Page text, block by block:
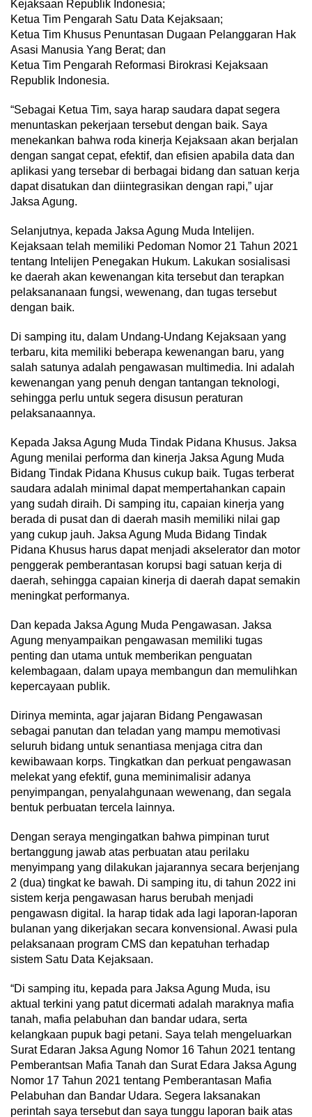
Kejaksaan Republik Indonesia;
Ketua Tim Pengarah Satu Data Kejaksaan;
Ketua Tim Khusus Penuntasan Dugaan Pelanggaran Hak
Asasi Manusia Yang Berat; dan
Ketua Tim Pengarah Reformasi Birokrasi Kejaksaan
Republik Indonesia.
“Sebagai Ketua Tim, saya harap saudara dapat segera
menuntaskan pekerjaan tersebut dengan baik. Saya
menekankan bahwa roda kinerja Kejaksaan akan berjalan
dengan sangat cepat, efektif, dan efisien apabila data dan
aplikasi yang tersebar di berbagai bidang dan satuan kerja
dapat disatukan dan diintegrasikan dengan rapi,” ujar
Jaksa Agung.
Selanjutnya, kepada Jaksa Agung Muda Intelijen.
Kejaksaan telah memiliki Pedoman Nomor 21 Tahun 2021
tentang Intelijen Penegakan Hukum. Lakukan sosialisasi
ke daerah akan kewenangan kita tersebut dan terapkan
pelaksananaan fungsi, wewenang, dan tugas tersebut
dengan baik.
Di samping itu, dalam Undang-Undang Kejaksaan yang
terbaru, kita memiliki beberapa kewenangan baru, yang
salah satunya adalah pengawasan multimedia. Ini adalah
kewenangan yang penuh dengan tantangan teknologi,
sehingga perlu untuk segera disusun peraturan
pelaksanaannya.
Kepada Jaksa Agung Muda Tindak Pidana Khusus. Jaksa
Agung menilai performa dan kinerja Jaksa Agung Muda
Bidang Tindak Pidana Khusus cukup baik. Tugas terberat
saudara adalah minimal dapat mempertahankan capain
yang sudah diraih. Di samping itu, capaian kinerja yang
berada di pusat dan di daerah masih memiliki nilai gap
yang cukup jauh. Jaksa Agung Muda Bidang Tindak
Pidana Khusus harus dapat menjadi akselerator dan motor
penggerak pemberantasan korupsi bagi satuan kerja di
daerah, sehingga capaian kinerja di daerah dapat semakin
meningkat performanya.
Dan kepada Jaksa Agung Muda Pengawasan. Jaksa
Agung menyampaikan pengawasan memiliki tugas
penting dan utama untuk memberikan penguatan
kelembagaan, dalam upaya membangun dan memulihkan
kepercayaan publik.
Dirinya meminta, agar jajaran Bidang Pengawasan
sebagai panutan dan teladan yang mampu memotivasi
seluruh bidang untuk senantiasa menjaga citra dan
kewibawaan korps. Tingkatkan dan perkuat pengawasan
melekat yang efektif, guna meminimalisir adanya
penyimpangan, penyalahgunaan wewenang, dan segala
bentuk perbuatan tercela lainnya.
Dengan seraya mengingatkan bahwa pimpinan turut
bertanggung jawab atas perbuatan atau perilaku
menyimpang yang dilakukan jajarannya secara berjenjang
2 (dua) tingkat ke bawah. Di samping itu, di tahun 2022 ini
sistem kerja pengawasan harus berubah menjadi
pengawasn digital. Ia harap tidak ada lagi laporan-laporan
bulanan yang dikerjakan secara konvensional. Awasi pula
pelaksanaan program CMS dan kepatuhan terhadap
sistem Satu Data Kejaksaan.
“Di samping itu, kepada para Jaksa Agung Muda, isu
aktual terkini yang patut dicermati adalah maraknya mafia
tanah, mafia pelabuhan dan bandar udara, serta
kelangkaan pupuk bagi petani. Saya telah mengeluarkan
Surat Edaran Jaksa Agung Nomor 16 Tahun 2021 tentang
Pemberantsan Mafia Tanah dan Surat Edara Jaksa Agung
Nomor 17 Tahun 2021 tentang Pemberantasan Mafia
Pelabuhan dan Bandar Udara. Segera laksanakan
perintah saya tersebut dan saya tunggu laporan baik atas